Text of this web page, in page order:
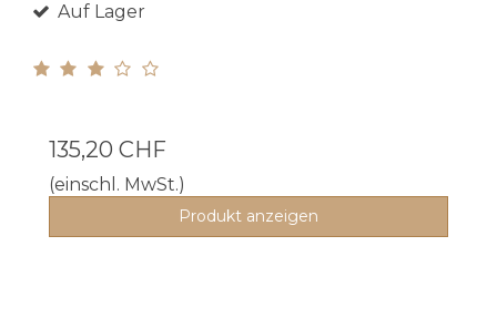
Auf Lager
135,20 CHF
(einschl. MwSt.)
Produkt anzeigen